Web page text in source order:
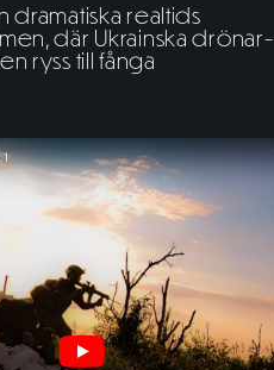
dramatiska realtids
där Ukrainska drönar-
ryss till fånga